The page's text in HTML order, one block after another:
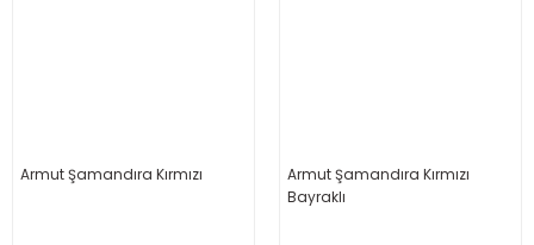
Armut Şamandıra Kırmızı
Armut Şamandıra Kırmızı
Bayraklı